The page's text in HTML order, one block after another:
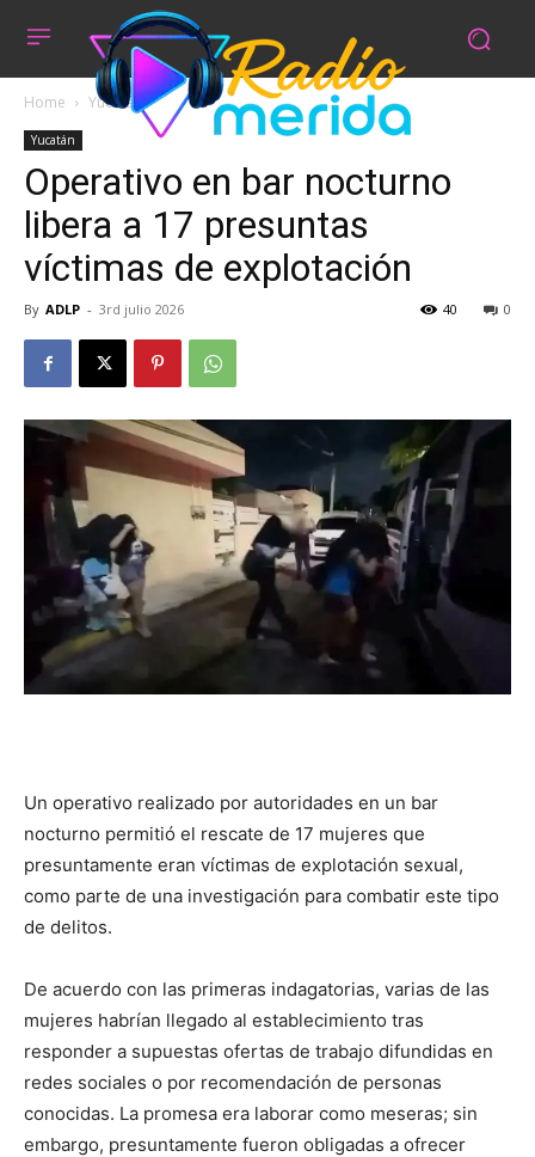
Home Yucatán
Yucatán
Operativo en bar nocturno
libera a 17 presuntas
víctimas de explotación
By ADLP - 3rd julio 2026 0
40
Un operativo realizado por autoridades en un bar
nocturno permitió el rescate de 17 mujeres que
presuntamente eran víctimas de explotación sexual,
como parte de una investigación para combatir este tipo
de delitos.
De acuerdo con las primeras indagatorias, varias de las
mujeres habrían llegado al establecimiento tras
responder a supuestas ofertas de trabajo difundidas en
redes sociales o por recomendación de personas
conocidas. La promesa era laborar como meseras; sin
embargo, presuntamente fueron obligadas a ofrecer